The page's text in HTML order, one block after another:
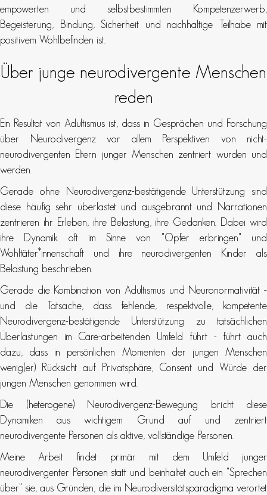
empowerten und selbstbestimmten Kompetenzerwerb,
Begeisterung, Bindung, Sicherheit und nachhaltige Teilhabe mit
positivem Wohlbefinden ist.
Über junge neurodivergente Menschen
reden
Ein Resultat von Adultismus ist, dass in Gesprächen und Forschung
über Neurodivergenz vor allem Perspektiven von nicht-
neurodivergenten Eltern junger Menschen zentriert wurden und
werden.
Gerade ohne Neurodivergenz-bestätigende Unterstützung sind
diese häufig sehr überlastet und ausgebrannt und Narrationen
zentrieren ihr Erleben, ihre Belastung, ihre Gedanken. Dabei wird
ihre Dynamik oft im Sinne von "Opfer erbringen" und
Wohltäter*innenschaft und ihre neurodivergenten Kinder als
Belastung beschrieben.
Gerade die Kombination von Adultismus und Neuronormativität -
und die Tatsache, dass fehlende, respektvolle, kompetente
Neurodivergenz-bestätigende Unterstützung zu tatsächlichen
Überlastungen im Care-arbeitenden Umfeld führt - führt auch
dazu, dass in persönlichen Momenten der jungen Menschen
wenig(er) Rücksicht auf Privatsphäre, Consent und Würde der
jungen Menschen genommen wird.
Die (heterogene) Neurodivergenz-Bewegung bricht diese
Dynamiken aus wichtigem Grund auf und zentriert
neurodivergente Personen als aktive, vollständige Personen.
Meine Arbeit findet primär mit dem Umfeld junger
neurodivergenter Personen statt und beinhaltet auch ein "Sprechen
über" sie, aus Gründen, die im Neurodiversitätsparadigma verortet